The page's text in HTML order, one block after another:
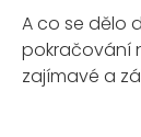
A co se dělo
pokračování
zajímavé a